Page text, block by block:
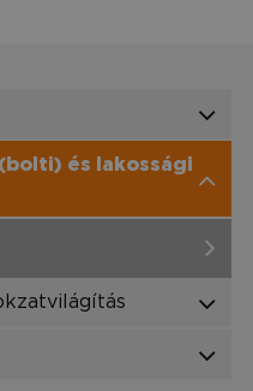
és lakossági